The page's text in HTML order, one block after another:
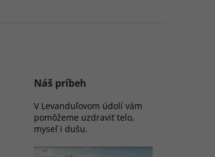
Náš príbeh
V Levanduľovom údolí vám
pomôžeme uzdraviť telo,
myseľ i dušu.